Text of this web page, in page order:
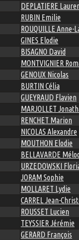
DEPLATIERE
RUBIN Emilie
ROUQUILLE Anne-
GINES Elodie
BISAGNO David
MONTVIGNIER
GENOUX Nicolas
BURTIN Célia
GUEYRAUD Flavien
MARJOLLET
RENCHET Marion
NICOLAS Alexandre
MOUTHON Elodie
BELLAVARDE
URZEDOWSKI
JORAM Sophie
MOLLARET Lydie
CARREL Jean-
ROUSSET Lucien
TEYSSIER Jérémie
GERARD François